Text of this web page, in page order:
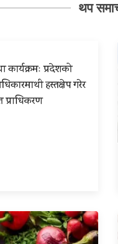
थप
कार्यक्रमः प्रदेशको
हस्तक्षेप गरेर
प्राधिकरण